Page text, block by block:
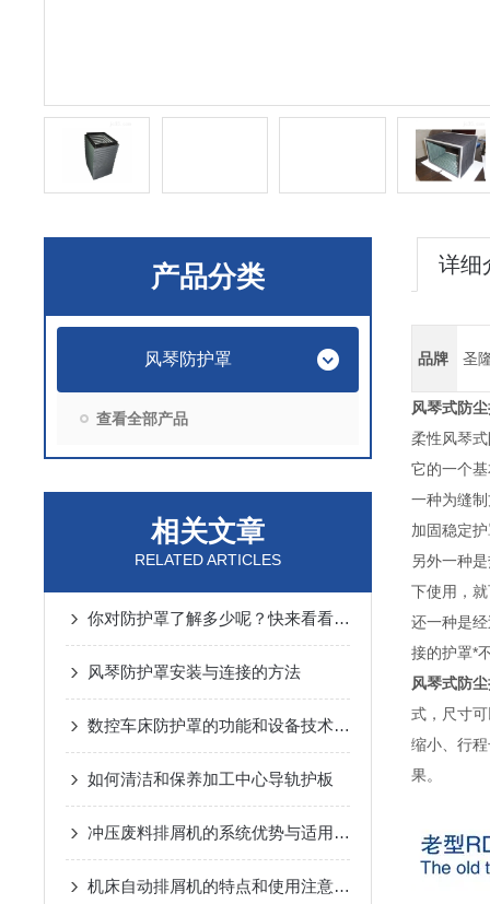
产品分类
风琴防护罩
查看全部产品
相关文章
RELATED ARTICLES
你对防护罩了解多少呢？快来看看吧！
风琴防护罩安装与连接的方法
数控车床防护罩的功能和设备技术要求是什么
如何清洁和保养加工中心导轨护板
冲压废料排屑机的系统优势与适用范围说明
机床自动排屑机的特点和使用注意事项
详细
品牌 圣
风琴式防
柔性风琴
它的一个
一种为缝
加固稳定
另外一种
下使用，
还一种是
接的护罩*
风琴式防
式，尺寸
缩小、行
果。